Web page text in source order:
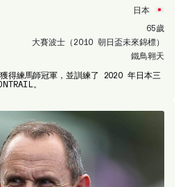
日本
65歲
大賽波士（2010 朝日盃未來錦標）
鐵鳥翱天
得練馬師冠軍，並訓練了 2020 年日本三
。